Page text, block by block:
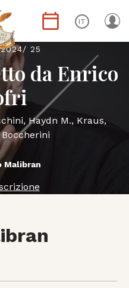
IT
2024/ 25
da Enrico
Haydn M., Kraus,
Malibran